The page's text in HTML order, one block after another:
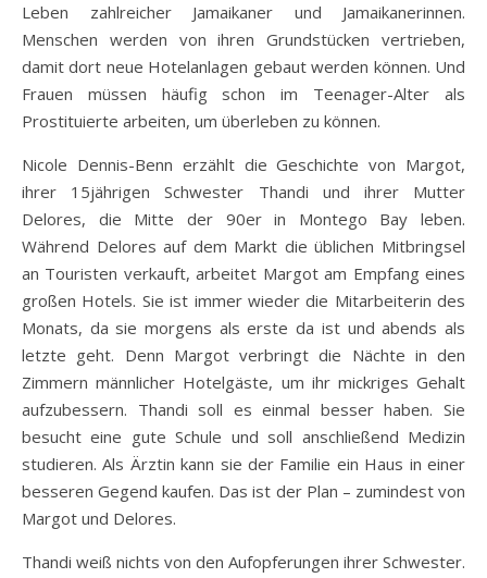
Leben zahlreicher Jamaikaner und Jamaikanerinnen.
Menschen werden von ihren Grundstücken vertrieben,
damit dort neue Hotelanlagen gebaut werden können. Und
Frauen müssen häufig schon im Teenager-Alter als
Prostituierte arbeiten, um überleben zu können.
Nicole Dennis-Benn erzählt die Geschichte von Margot,
ihrer 15jährigen Schwester Thandi und ihrer Mutter
Delores, die Mitte der 90er in Montego Bay leben.
Während Delores auf dem Markt die üblichen Mitbringsel
an Touristen verkauft, arbeitet Margot am Empfang eines
großen Hotels. Sie ist immer wieder die Mitarbeiterin des
Monats, da sie morgens als erste da ist und abends als
letzte geht. Denn Margot verbringt die Nächte in den
Zimmern männlicher Hotelgäste, um ihr mickriges Gehalt
aufzubessern. Thandi soll es einmal besser haben. Sie
besucht eine gute Schule und soll anschließend Medizin
studieren. Als Ärztin kann sie der Familie ein Haus in einer
besseren Gegend kaufen. Das ist der Plan – zumindest von
Margot und Delores.
Thandi weiß nichts von den Aufopferungen ihrer Schwester.